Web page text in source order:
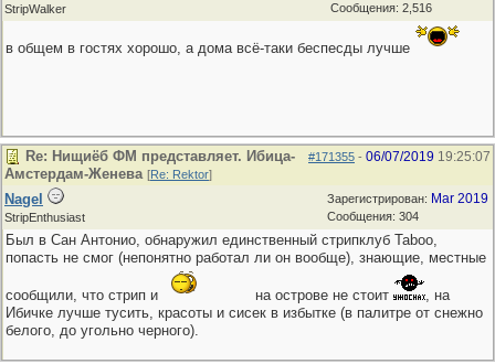
Сообщения: 2,516
StripWalker
в общем в гостях хорошо, а дома всё-таки беспесды лучше
#171355 - 06/07/2019 19:25:07
Re: Нищиёб ФМ представляет. Ибица-
Амстердам-Женева [Re: Rektor]
Зарегистрирован: Mar 2019
Сообщения: 304
Nagel
StripEnthusiast
Был в Сан Антонио, обнаружил единственный стрипклуб Taboo,
попасть не смог (непонятно работал ли он вообще), знающие, местные
сообщили, что стрип и на острове не стоит
, на
Ибичке лучше тусить, красоты и сисек в избытке (в палитре от снежно
белого, до угольно черного).